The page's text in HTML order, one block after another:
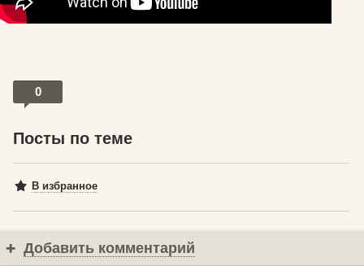
0
Посты по теме
В избранное
Добавить комментарий